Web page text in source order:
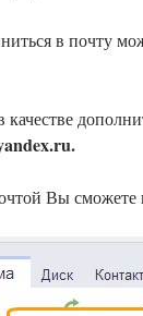
в почту
Вы сможете